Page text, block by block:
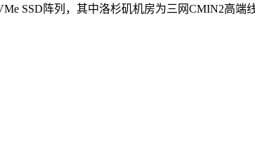
SSD阵列，其中洛杉矶机房为三网CMIN2高